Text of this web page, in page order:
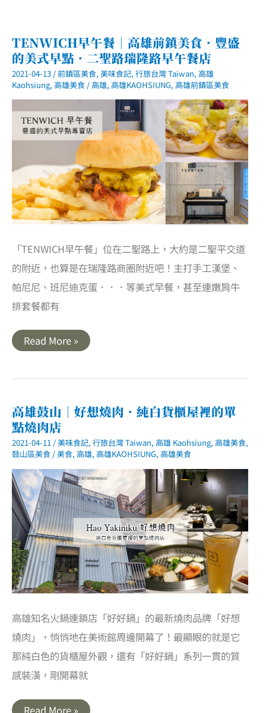
TENWICH早午餐｜高雄前鎮美食．豐盛
的美式早點．二聖路瑞隆路早午餐店
2021-04-13 /前鎮區美食, 美味食記, 行旅台灣 Taiwan, 高雄
Kaohsiung, 高雄美食 /高雄, 高雄KAOHSIUNG, 高雄前鎮區美食
「TENWICH早午餐」位在二聖路上，大約是二聖平交道
的附近，也算是在瑞隆路商圈附近吧！主打手工漢堡、
帕尼尼、班尼迪克蛋．．．等美式早餐，甚至連嫩肩牛
排套餐都有
TENWICH
早
｜
前
鎮
美
食．
豐
盛
美
式
早
點．
二
聖
路
瑞
隆
路
早
午
餐
店
Read More »
高雄鼓山｜好想燒肉．純白貨櫃屋裡的單
點燒肉店
2021-04-11 /美味食記, 行旅台灣 Taiwan, 高雄 Kaohsiung, 高雄美食,
鼓山區美食 /美食, 高雄, 高雄KAOHSIUNG, 高雄美食
高雄知名火鍋連鎖店「好好鍋」的最新燒肉品牌「好想
燒肉」，悄悄地在美術館周邊開幕了！最顯眼的就是它
那純白色的貨櫃屋外觀，還有「好好鍋」系列一貫的質
感裝潢，剛開幕就
高
Read More »